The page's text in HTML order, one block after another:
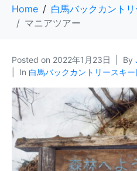
Home
白馬バックカント
マニアツアー
Posted on 2022年1月23日 By
In 白馬バックカントリースキ